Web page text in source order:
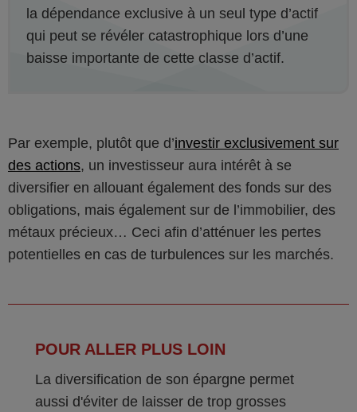
la dépendance exclusive à un seul type d’actif
qui peut se révéler catastrophique lors d’une
baisse importante de cette classe d’actif.
Par exemple, plutôt que d’investir exclusivement sur
des actions, un investisseur aura intérêt à se
diversifier en allouant également des fonds sur des
obligations, mais également sur de l’immobilier, des
métaux précieux… Ceci afin d’atténuer les pertes
potentielles en cas de turbulences sur les marchés.
POUR ALLER PLUS LOIN
La diversification de son épargne permet
aussi d'éviter de laisser de trop grosses